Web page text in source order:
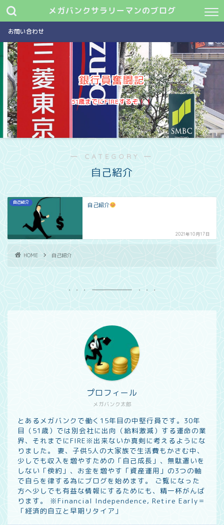
メガバンクサラリーマンのブログ
お問い合わせ
銀行員奮闘記
51歳までにFIREするぞ
― CATEGORY ―
自己紹介
自己紹介 自己紹介
2021年10月17日
HOME 自己紹介
メガバンク太郎
プロフィール
とあるメガバンクで働く15年目の中堅行員です。30年
目（51歳）では別会社に出向（給料激減）する運命の業
界、それまでにFIRE※出来ないか真剣に考えるようにな
りました。 妻、子供5人の大家族で生活費もかさむ中、
少しでも収入を増やすための「自己成長」、無駄遣いを
しない「倹約」、お金を増やす「資産運用」の3つの軸
で自らを律する為にブログを始めます。 ご覧になった
方へ少しでも有益な情報にするためにも、精一杯がんば
ります。 ※Financial Independence, Retire Early＝
「経済的自立と早期リタイア」